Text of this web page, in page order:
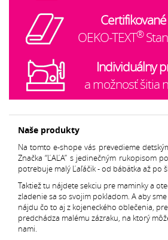
OEKO-TEXT®
Individuálny
a možnosť šitia
Naše produkty
Na tomto e-shope vás prevedieme
Značka “ĽAĽA” s jedinečným rukopisom
potrebuje malý Ľaľáčik - od bábätka až po
Taktiež tu nájdete sekciu pre maminky a
zladenie sa so svojim pokladom. A aby
nájdu čo to aj z kojeneckého oblečenia,
predchádza malému zázraku, na ktorý
nami.